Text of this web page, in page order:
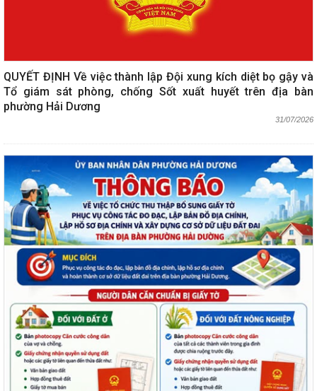
QUYẾT ĐỊNH Về việc thành lập Đội xung kích diệt bọ gậy và
Tổ giám sát phòng, chống Sốt xuất huyết trên địa bàn
phường Hải Dương
31/07/2026